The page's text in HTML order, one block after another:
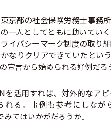
京都の社会保険労務士事務
一人としてともに動いてい
イバシーマーク制度の取り
なりクリアできていたとい
宣言から始められる好例だろ
を活用すれば、対外的なア
れる。事例も参考にしなが
てはいかがだろうか。